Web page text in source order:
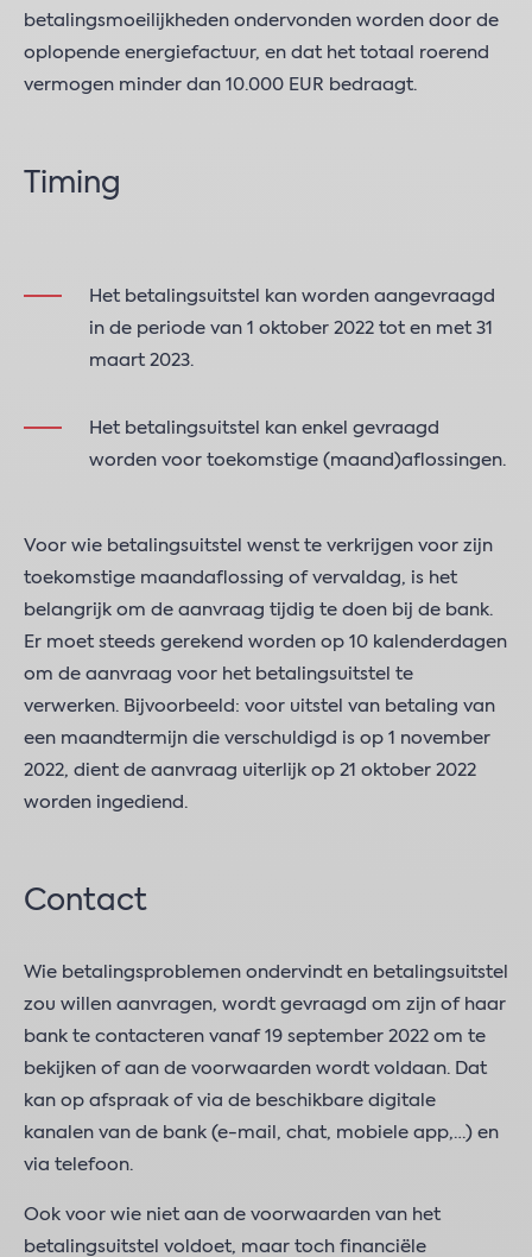
betalingsmoeilijkheden ondervonden worden door de
oplopende energiefactuur, en dat het totaal roerend
vermogen minder dan 10.000 EUR bedraagt.
Timing
Het betalingsuitstel kan worden aangevraagd
in de periode van 1 oktober 2022 tot en met 31
maart 2023.
Het betalingsuitstel kan enkel gevraagd
worden voor toekomstige (maand)aflossingen.
Voor wie betalingsuitstel wenst te verkrijgen voor zijn
toekomstige maandaflossing of vervaldag, is het
belangrijk om de aanvraag tijdig te doen bij de bank.
Er moet steeds gerekend worden op 10 kalenderdagen
om de aanvraag voor het betalingsuitstel te
verwerken. Bijvoorbeeld: voor uitstel van betaling van
een maandtermijn die verschuldigd is op 1 november
2022, dient de aanvraag uiterlijk op 21 oktober 2022
worden ingediend.
Contact
Wie betalingsproblemen ondervindt en betalingsuitstel
zou willen aanvragen, wordt gevraagd om zijn of haar
bank te contacteren vanaf 19 september 2022 om te
bekijken of aan de voorwaarden wordt voldaan. Dat
kan op afspraak of via de beschikbare digitale
kanalen van de bank (e-mail, chat, mobiele app,…) en
via telefoon.
Ook voor wie niet aan de voorwaarden van het
betalingsuitstel voldoet, maar toch financiële